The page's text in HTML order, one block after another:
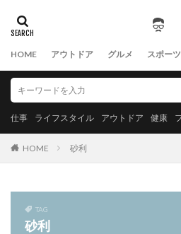
HOME アウトドア グルメ スポーツ
仕事 ライフスタイル アウトドア 健康
HOME 砂利
TAG
砂利